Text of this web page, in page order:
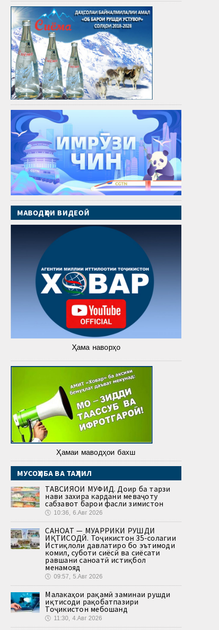
МАВОДҲОИ ВИДЕОӢ
Ҳама наворҳо
Ҳамаи маводҳои бахш
МУСОҲИБА ВА ТАҲЛИЛ
ТАВСИЯҲОИ МУФИД. Доир ба тарзи
нави захира кардани меваҷоту
сабзавот барои фасли зимистон
🕔 10:36, 6.Авг 2026
САНОАТ — МУҲАРРИКИ РУШДИ
ИҚТИСОДӢ. Тоҷикистон 35-солагии
Истиқлоли давлатиро бо эътимоди
комил, суботи сиёсӣ ва сиёсати
равшани саноатӣ истиқбол
менамояд
🕔 09:57, 5.Авг 2026
Малакаҳои рақамӣ заминаи рушди
иқтисоди рақобатпазири
Тоҷикистон мебошанд
🕔 11:30, 4.Авг 2026